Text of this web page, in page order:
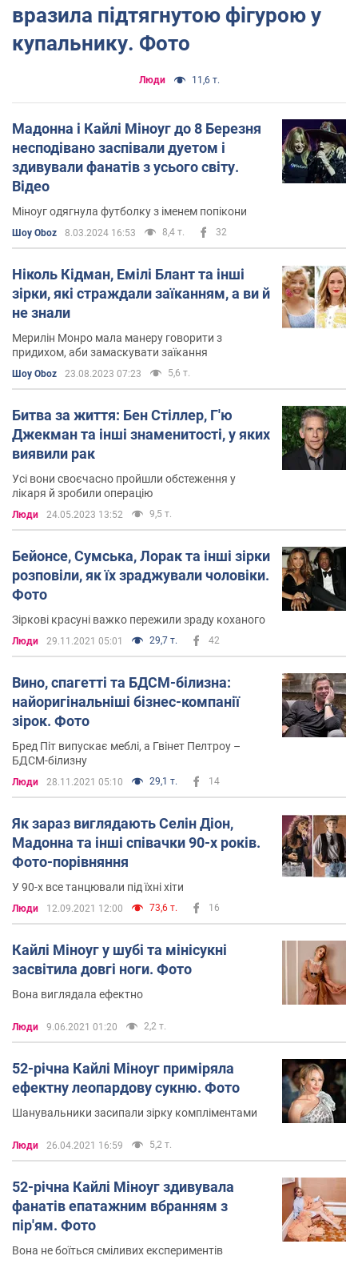
вразила підтягнутою фігурою у
купальнику. Фото
Люди 11,6 т.
Мадонна і Кайлі Міноуг до 8 Березня
несподівано заспівали дуетом і
здивували фанатів з усього світу.
Відео
Міноуг одягнула футболку з іменем попікони
Шоу Oboz 8.03.2024 16:53 8,4 т. 32
Ніколь Кідман, Емілі Блант та інші
зірки, які страждали заїканням, а ви й
не знали
Мерилін Монро мала манеру говорити з
придихом, аби замаскувати заїкання
Шоу Oboz 23.08.2023 07:23 5,6 т.
Битва за життя: Бен Стіллер, Г'ю
Джекман та інші знаменитості, у яких
виявили рак
Усі вони своєчасно пройшли обстеження у
лікаря й зробили операцію
Люди 24.05.2023 13:52 9,5 т.
Бейонсе, Сумська, Лорак та інші зірки
розповіли, як їх зраджували чоловіки.
Фото
Зіркові красуні важко пережили зраду коханого
Люди 29.11.2021 05:01 29,7 т. 42
Вино, спагетті та БДСМ-білизна:
найоригінальніші бізнес-компанії
зірок. Фото
Бред Піт випускає меблі, а Гвінет Пелтроу –
БДСМ-білизну
Люди 28.11.2021 05:10 29,1 т. 14
Як зараз виглядають Селін Діон,
Мадонна та інші співачки 90-х років.
Фото-порівняння
У 90-х все танцювали під їхні хіти
Люди 12.09.2021 12:00 73,6 т. 16
Кайлі Міноуг у шубі та мінісукні
засвітила довгі ноги. Фото
Вона виглядала ефектно
Люди 9.06.2021 01:20 2,2 т.
52-річна Кайлі Міноуг приміряла
ефектну леопардову сукню. Фото
Шанувальники засипали зірку компліментами
Люди 26.04.2021 16:59 5,2 т.
52-річна Кайлі Міноуг здивувала
фанатів епатажним вбранням з
пір'ям. Фото
Вона не боїться сміливих експериментів